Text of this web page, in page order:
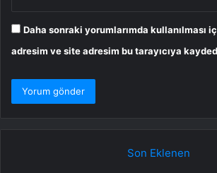
Daha sonraki yorumlarımda kullanılması
adresim ve site adresim bu tarayıcıya
Son Eklenen